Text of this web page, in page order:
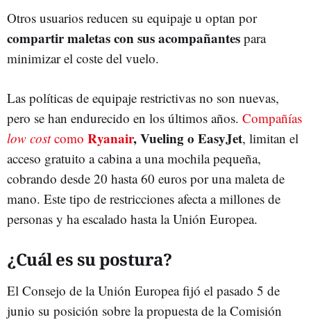
Otros usuarios reducen su equipaje u optan por
compartir maletas con sus acompañantes para
minimizar el coste del vuelo.
Las políticas de equipaje restrictivas no son nuevas,
pero se han endurecido en los últimos años. Compañías
low costcomo Ryanair, Vueling o EasyJet, limitan el
acceso gratuito a cabina a una mochila pequeña,
cobrando desde 20 hasta 60 euros por una maleta de
mano. Este tipo de restricciones afecta a millones de
personas y ha escalado hasta la Unión Europea.
¿Cuál es su postura?
El Consejo de la Unión Europea fijó el pasado 5 de
junio su posición sobre la propuesta de la Comisión